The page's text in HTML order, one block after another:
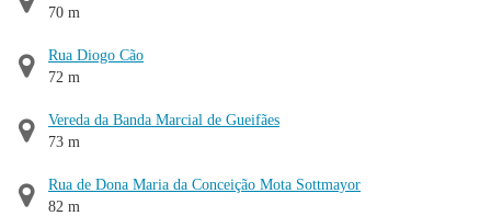
70 m
Rua Diogo Cão
72 m
Vereda da Banda Marcial de Gueifães
73 m
Rua de Dona Maria da Conceição Mota Sottmayor
82 m